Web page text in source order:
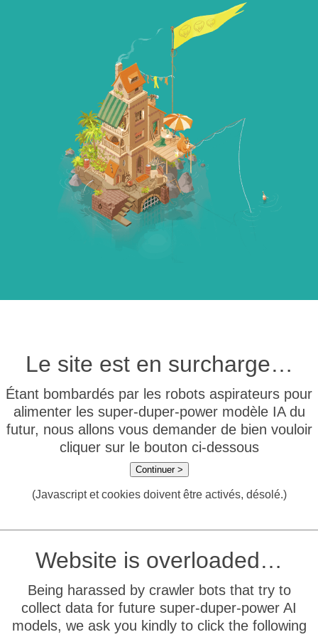
Le site est en surcharge…
Étant bombardés par les robots aspirateurs pour
alimenter les super-duper-power modèle IA du
futur, nous allons vous demander de bien vouloir
cliquer sur le bouton ci-dessous
Continuer >
(Javascript et cookies doivent être activés, désolé.)
Website is overloaded…
Being harassed by crawler bots that try to
collect data for future super-duper-power AI
models, we ask you kindly to click the following